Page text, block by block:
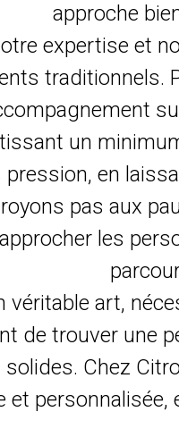
approche
expertise et
traditionnels.
un
en
pas aux
les
art,
de trouver une
Chez
et